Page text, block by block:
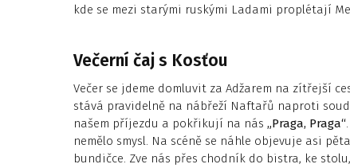
kde se mezi starými ruskými Ladami proplétají
Večerní čaj s Kosťou
Večer se jdeme domluvit za Adžarem na zítřejší
stává pravidelně na nábřeží Naftařů naproti
našem příjezdu a pokřikují na nás „Praga, Praga“
nemělo smysl. Na scéně se náhle objevuje asi
bundičce. Zve nás přes chodník do bistra, ke